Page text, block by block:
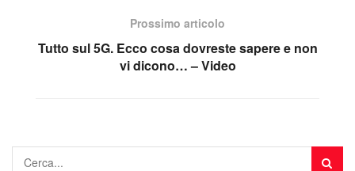
Prossimo articolo
Tutto sul 5G. Ecco cosa dovreste sapere e non
vi dicono… – Video